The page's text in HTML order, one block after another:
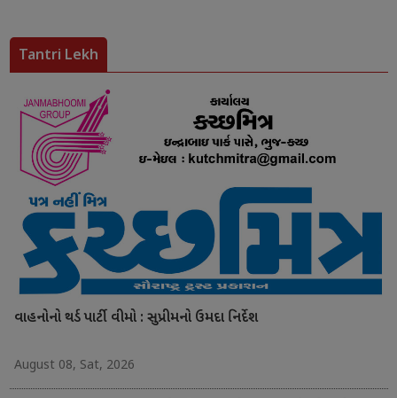
Tantri Lekh
વાહનોનો થર્ડ પાર્ટી વીમો : સુપ્રીમનો ઉમદા નિર્દેશ
August 08, Sat, 2026